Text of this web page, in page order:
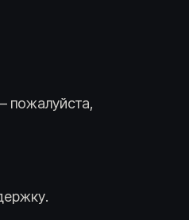
пожалуйста,